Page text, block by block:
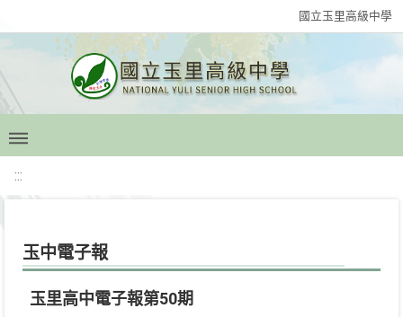
國立玉里高級中學
:::
玉中電子報
玉里高中電子報第50期